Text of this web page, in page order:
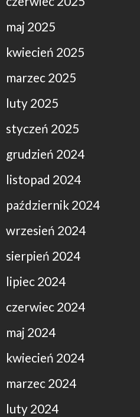
maj 2025
kwiecień 2025
marzec 2025
luty 2025
styczeń 2025
grudzień 2024
listopad 2024
październik 2024
wrzesień 2024
sierpień 2024
lipiec 2024
czerwiec 2024
maj 2024
kwiecień 2024
marzec 2024
luty 2024